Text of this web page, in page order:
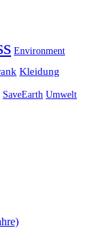
Environment
Kleidung
SaveEarth Umwelt